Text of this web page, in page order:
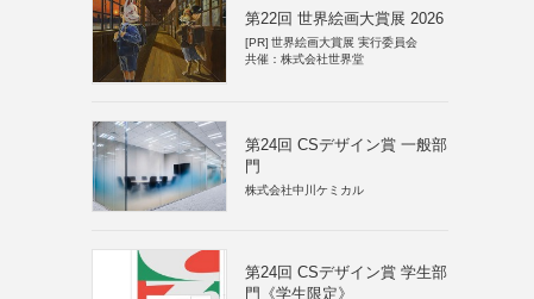
第22回 世界絵画大賞展 2026
[PR] 世界絵画大賞展 実行委員会
共催：株式会社世界堂
第24回 CSデザイン賞 一般部
門
株式会社中川ケミカル
第24回 CSデザイン賞 学生部
門《学生限定》